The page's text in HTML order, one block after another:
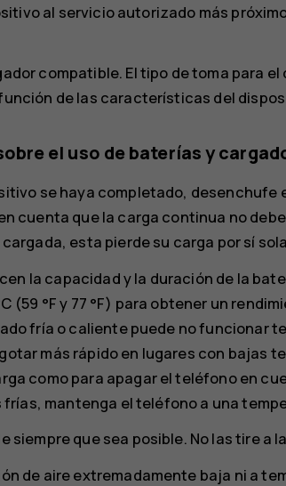
al servicio autorizado más
compatible. El tipo de toma para el
de las características del
el uso de baterías y
se haya completado, desenchufe
cuenta que la carga continua no
esta pierde su carga por sí
la capacidad y la duración de la
(59 °F y 77 °F) para obtener un
fría o caliente puede no funcionar
más rápido en lugares con bajas
como para apagar el teléfono en
mantenga el teléfono a una
siempre que sea posible. No las tire a
de aire extremadamente baja ni a